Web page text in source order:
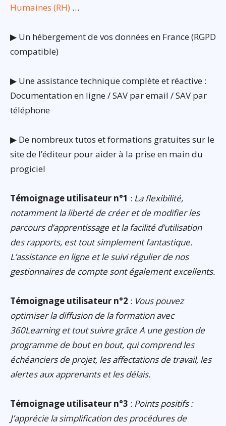
Humaines (RH) …
▶ Un hébergement de vos données en France (RGPD
compatible)
▶ Une assistance technique complète et réactive :
Documentation en ligne / SAV par email / SAV par
téléphone
▶ De nombreux tutos et formations gratuites sur le
site de l’éditeur pour aider à la prise en main du
progiciel
Témoignage utilisateur n°1 : La flexibilité,
notamment la liberté de créer et de modifier les
parcours d’apprentissage et la facilité d’utilisation
des rapports, est tout simplement fantastique.
L’assistance en ligne et le suivi régulier de nos
gestionnaires de compte sont également excellents.
Témoignage utilisateur n°2 : Vous pouvez
optimiser la diffusion de la formation avec
360Learning et tout suivre grâce A une gestion de
programme de bout en bout, qui comprend les
échéanciers de projet, les affectations de travail, les
alertes aux apprenants et les délais.
Témoignage utilisateur n°3 : Points positifs :
J’apprécie la simplification des procédures de